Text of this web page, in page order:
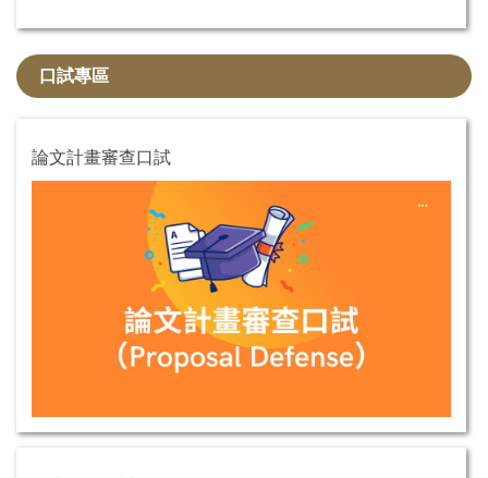
口試專區
論文計畫審查口試